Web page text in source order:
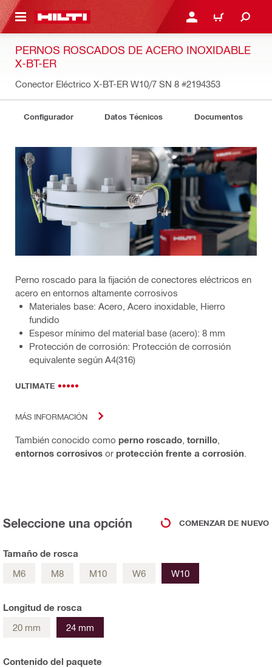
PRINCIPAL INICIE SESIÓN O
CARRITO
PERNOS ROSCADOS DE ACERO INOXIDABLE
X-BT-ER
Conector Eléctrico X-BT-ER W10/7 SN 8 #2194353
Configurador Datos Técnicos Documentos
Perno roscado para la fijación de conectores eléctricos en
acero en entornos altamente corrosivos
Materiales base: Acero, Acero inoxidable, Hierro
fundido
Espesor mínimo del material base (acero): 8 mm
Protección de corrosión: Protección de corrosión
equivalente según A4(316)
ULTIMATE
MÁS INFORMACIÓN
También conocido como perno roscado tornillo
entornos corrosivos or protección frente a corrosión
Seleccione una opción COMENZAR DE NUEVO
Tamaño de rosca
M6
M8 M10 W6 W10
Longitud de rosca
20 mm
24 mm
Contenido del paquete